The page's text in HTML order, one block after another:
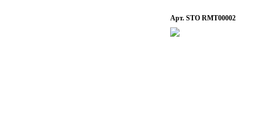
Арт. STO RMT00002